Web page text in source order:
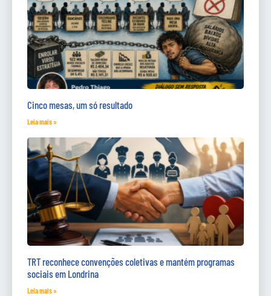
Cinco mesas, um só resultado
Leia mais »
TRT reconhece convenções coletivas e mantém programas
sociais em Londrina
Leia mais »